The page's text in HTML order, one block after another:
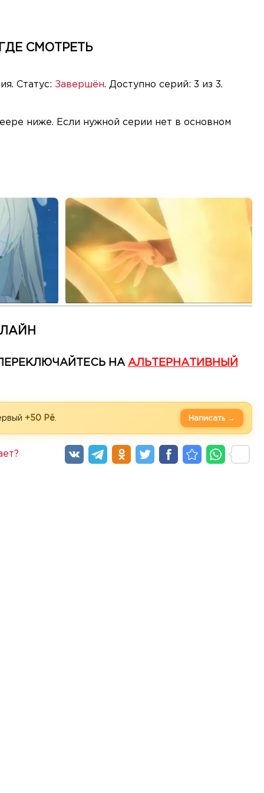
СМОТРЕТЬ
Статус: Завершён. Доступно серий: 3 из 3.
ниже. Если нужной серии нет в основном
НА АЛЬТЕРНАТИВНЫЙ
+50 Рё Написать →